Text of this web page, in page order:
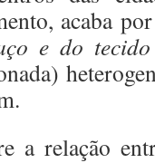
acaba
e do
a relação